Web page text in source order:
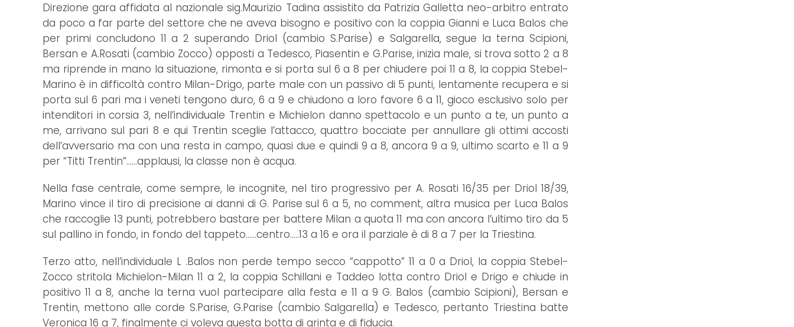
Direzione gara affidata al nazionale sig.Maurizio Tadina assistito da Patrizia Galletta neo-arbitro entrato
da poco a far parte del settore che ne aveva bisogno e positivo con la coppia Gianni e Luca Balos che
per primi concludono 11 a 2 superando Driol (cambio S.Parise) e Salgarella, segue la terna Scipioni,
Bersan e A.Rosati (cambio Zocco) opposti a Tedesco, Piasentin e G.Parise, inizia male, si trova sotto 2 a 8
ma riprende in mano la situazione, rimonta e si porta sul 6 a 8 per chiudere poi 11 a 8, la coppia Stebel-
Marino è in difficoltà contro Milan-Drigo, parte male con un passivo di 5 punti, lentamente recupera e si
porta sul 6 pari ma i veneti tengono duro, 6 a 9 e chiudono a loro favore 6 a 11, gioco esclusivo solo per
intenditori in corsia 3, nell’individuale Trentin e Michielon danno spettacolo e un punto a te, un punto a
me, arrivano sul pari 8 e qui Trentin sceglie l’attacco, quattro bocciate per annullare gli ottimi accosti
dell’avversario ma con una resta in campo, quasi due e quindi 9 a 8, ancora 9 a 9, ultimo scarto e 11 a 9
per “Titti Trentin”......applausi, la classe non è acqua.
Nella fase centrale, come sempre, le incognite, nel tiro progressivo per A. Rosati 16/35 per Driol 18/39,
Marino vince il tiro di precisione ai danni di G. Parise sul 6 a 5, no comment, altra musica per Luca Balos
che raccoglie 13 punti, potrebbero bastare​ per battere Milan a quota 11 ma con ancora l’ultimo tiro da 5
sul pallino in fondo, in fondo del tappeto......centro.....13 a 16 e ora il parziale è di 8 a 7 per la Triestina.
Terzo atto, nell’individuale L .Balos non perde tempo secco “cappotto” 11 a 0 a Driol, la coppia Stebel-
Zocco stritola Michielon-Milan 11 a 2, la coppia Schillani e Taddeo lotta contro Driol e Drigo e chiude in
positivo 11 a 8, anche la terna vuol partecipare alla festa e 11 a 9 G. Balos (cambio Scipioni), Bersan e
Trentin, mettono alle corde S.Parise, G.Parise (cambio Salgarella) e Tedesco, pertanto Triestina batte
Veronica 16 a 7, finalmente ci voleva questa botta di grinta e di fiducia.